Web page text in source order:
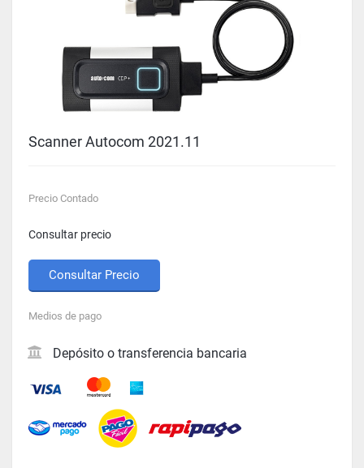
Scanner Autocom 2021.11
Precio Contado
Consultar precio
Consultar Precio
Medios de pago
Depósito o transferencia bancaria
Visa Mastercard